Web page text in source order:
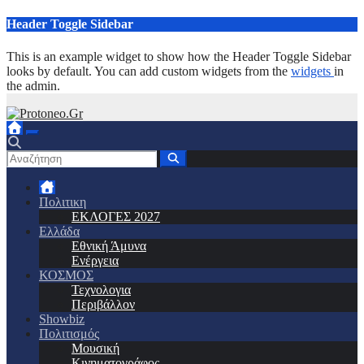
Μετάβαση
περιεχόμενο
Header Toggle Sidebar
This is an example widget to show how the Header Toggle Sidebar
looks by default. You can add custom widgets from the widgets in
the admin.
Πολιτικη
ΕΚΛΟΓΕΣ 2027
Ελλάδα
Εθνική Άμυνα
Ενέργεια
ΚΟΣΜΟΣ
Τεχνολογια
Περιβάλλον
Showbiz
Πολιτισμός
Μουσική